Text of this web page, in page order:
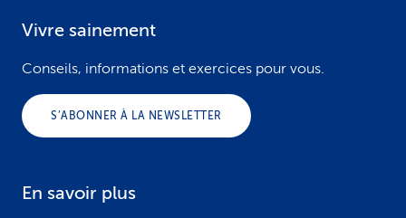
Vivre sainement
Conseils, informations et exercices pour vous.
S’ABONNER À LA NEWSLETTER
En savoir plus